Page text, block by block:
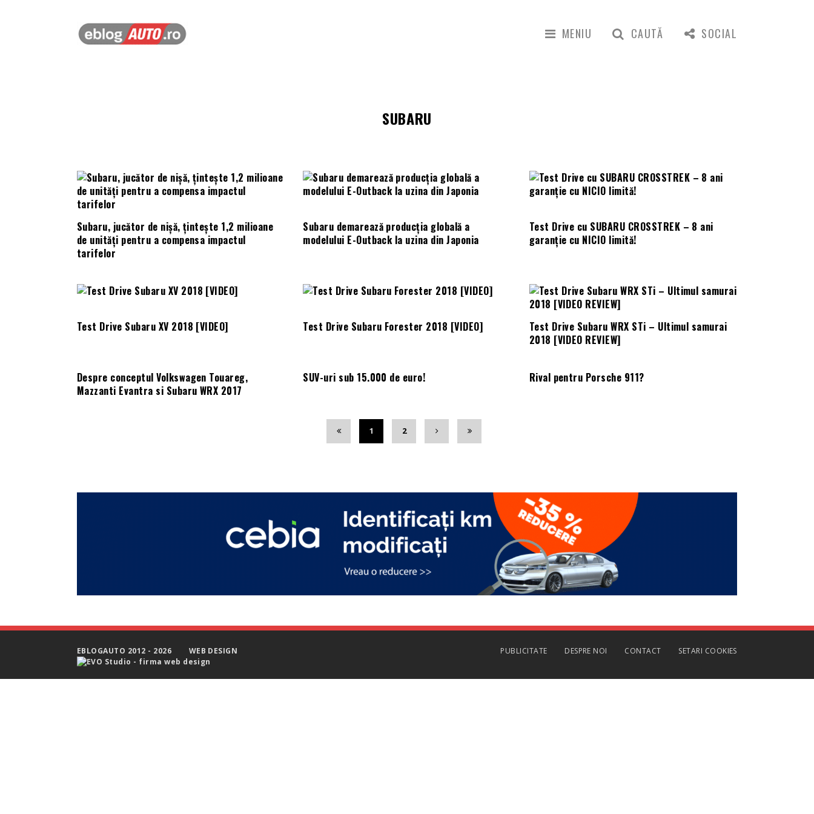
MENIU CAUTĂ SOCIAL
SUBARU
Subaru, jucător de nișă, țintește 1,2 milioane
de unități pentru a compensa impactul
tarifelor
Subaru demarează producția globală a
modelului E-Outback la uzina din Japonia
Test Drive cu SUBARU CROSSTREK – 8 ani
garanție cu NICIO limită!
Test Drive Subaru XV 2018 [VIDEO] Test Drive Subaru Forester 2018 [VIDEO]
Test Drive Subaru WRX STi – Ultimul samurai
2018 [VIDEO REVIEW]
Despre conceptul Volkswagen Touareg,
Mazzanti Evantra si Subaru WRX 2017
SUV-uri sub 15.000 de euro! Rival pentru Porsche 911?
1 2
EBLOGAUTO 2012 - 2026 WEB DESIGN PUBLICITATE DESPRE NOI CONTACT SETARI COOKIES